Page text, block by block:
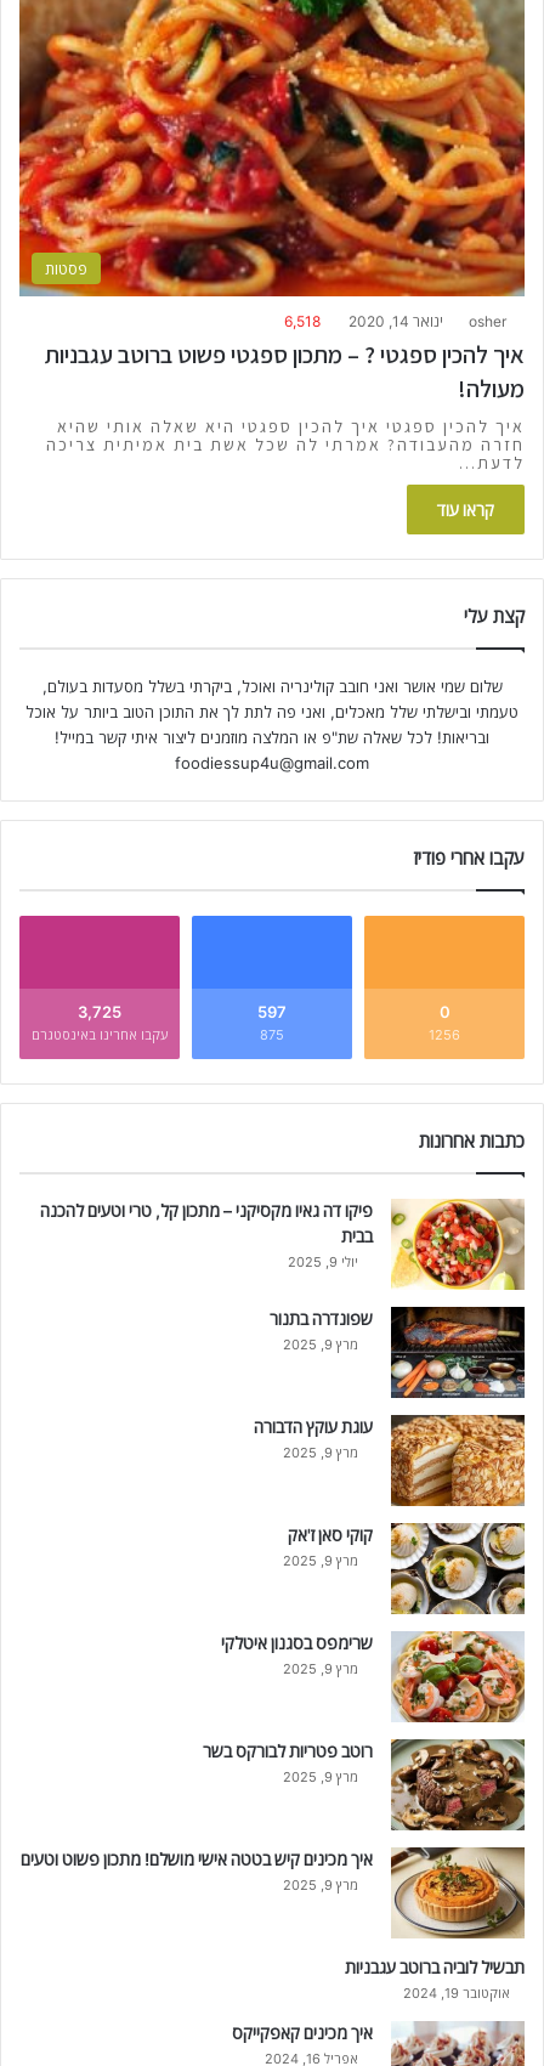
פסטות
osher ינואר 14, 2020 6,518
איך להכין ספגטי ? – מתכון ספגטי פשוט ברוטב עגבניות
מעולה!
איך להכין ספגטי איך להכין ספגטי היא שאלה אותי שהיא
חזרה מהעבודה? אמרתי לה שכל אשת בית אמיתית צריכה
לדעת…
קראו עוד
קצת עלי
שלום שמי אושר ואני חובב קולינריה ואוכל, ביקרתי בשלל מסעדות בעולם,
טעמתי ובישלתי שלל מאכלים, ואני פה לתת לך את התוכן הטוב ביותר על אוכל
ובריאות! לכל שאלה שת"פ או המלצה מוזמנים ליצור איתי קשר במייל!
foodiessup4u@gmail.com
עקבו אחרי פודיז
0
1256
597
875
3,725
עקבו אחרינו באינסטגרם
כתבות אחרונות
פיקו דה גאיו מקסיקני – מתכון קל, טרי וטעים להכנה
בבית
יולי 9, 2025
שפונדרה בתנור
מרץ 9, 2025
עוגת עוקץ הדבורה
מרץ 9, 2025
קוקי סאן ז'אק
מרץ 9, 2025
שרימפס בסגנון איטלקי
מרץ 9, 2025
רוטב פטריות לבורקס בשר
מרץ 9, 2025
איך מכינים קיש בטטה אישי מושלם! מתכון פשוט וטעים
מרץ 9, 2025
תבשיל לוביה ברוטב עגבניות
אוקטובר 19, 2024
איך מכינים קאפקייקס
אפריל 16, 2024